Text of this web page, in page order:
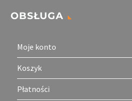
OBSŁUGA
Moje konto
Koszyk
Płatności